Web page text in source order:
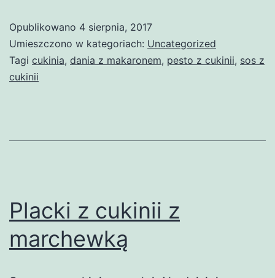
Opublikowano 4 sierpnia, 2017
Umieszczono w kategoriach: Uncategorized
Tagi cukinia, dania z makaronem, pesto z cukinii, sos z
cukinii
Placki z cukinii z
marchewką